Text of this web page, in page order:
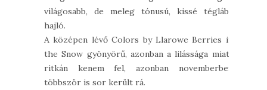
világosabb, de meleg tónusú, kissé téglába
hajló.
A középen lévő Colors by Llarowe Berries in
the Snow gyönyörű, azonban a lilássága miatt
ritkán kenem fel, azonban novemberben
többször is sor került rá.